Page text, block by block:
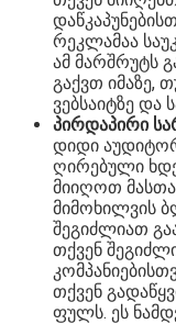
რეკლამაა
ამ მარშრუტს
გაქვთ იმაზე,
ვებსაიტზე და
პირდაპირი
დიდი
ღირებული
მიიღოთ
მიმოხილვის
შეგიძლიათ
თქვენ
თქვენ
ფულს. ეს